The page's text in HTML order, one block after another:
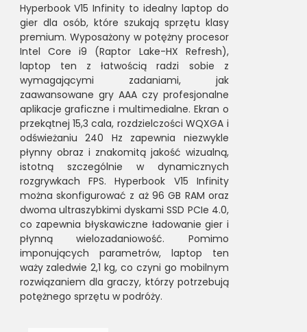
Hyperbook V15 Infinity to idealny laptop do
gier dla osób, które szukają sprzętu klasy
premium. Wyposażony w potężny procesor
Intel Core i9 (Raptor Lake-HX Refresh),
laptop ten z łatwością radzi sobie z
wymagającymi zadaniami, jak
zaawansowane gry AAA czy profesjonalne
aplikacje graficzne i multimedialne. Ekran o
przekątnej 15,3 cala, rozdzielczości WQXGA i
odświeżaniu 240 Hz zapewnia niezwykle
płynny obraz i znakomitą jakość wizualną,
istotną szczególnie w dynamicznych
rozgrywkach FPS. Hyperbook V15 Infinity
można skonfigurować z aż 96 GB RAM oraz
dwoma ultraszybkimi dyskami SSD PCIe 4.0,
co zapewnia błyskawiczne ładowanie gier i
płynną wielozadaniowość. Pomimo
imponujących parametrów, laptop ten
waży zaledwie 2,1 kg, co czyni go mobilnym
rozwiązaniem dla graczy, którzy potrzebują
potężnego sprzętu w podróży.